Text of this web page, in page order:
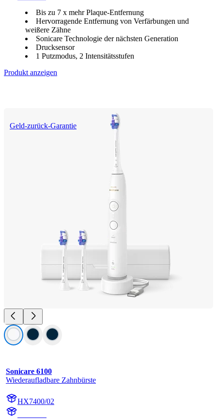
Bis zu 7 x mehr Plaque-Entfernung
Hervorragende Entfernung von Verfärbungen und
weißere Zähne
Sonicare Technologie der nächsten Generation
Drucksensor
1 Putzmodus, 2 Intensitätsstufen
Produkt anzeigen
Geld-zurück-Garantie
Sonicare 6100
Wiederaufladbare Zahnbürste
HX7400/02